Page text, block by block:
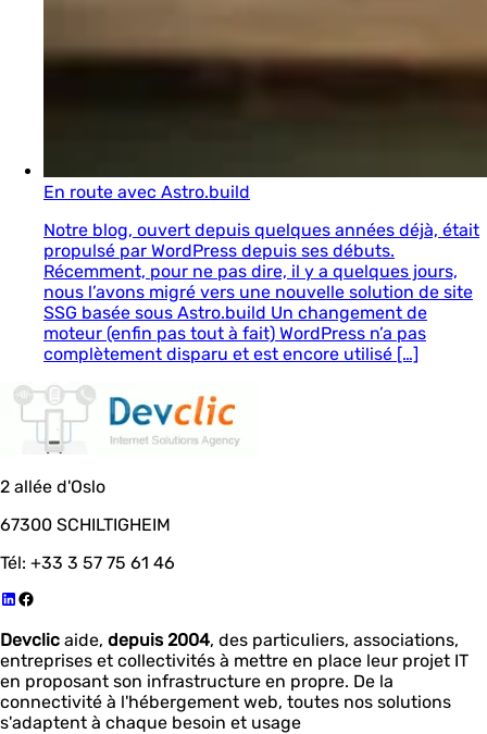
En route avec Astro.build
Notre blog, ouvert depuis quelques années déjà, était
propulsé par WordPress depuis ses débuts.
Récemment, pour ne pas dire, il y a quelques jours,
nous l’avons migré vers une nouvelle solution de site
SSG basée sous Astro.build Un changement de
moteur (enfin pas tout à fait) WordPress n’a pas
complètement disparu et est encore utilisé […]
2 allée d'Oslo
67300 SCHILTIGHEIM
Tél: +33 3 57 75 61 46
Devclic aide, depuis 2004, des particuliers, associations,
entreprises et collectivités à mettre en place leur projet IT
en proposant son infrastructure en propre. De la
connectivité à l'hébergement web, toutes nos solutions
s'adaptent à chaque besoin et usage